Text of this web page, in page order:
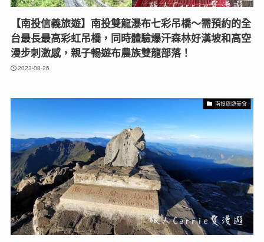
【南投信義旅遊】南投雙龍瀑布七彩吊橋〜需預約的全
台最長最高彩虹吊橋，同時體驗爆汗森林好漢坡和高空
漫步刺激感，親子暢遊布農族雙龍部落！
2023-08-26
南投旅遊美食